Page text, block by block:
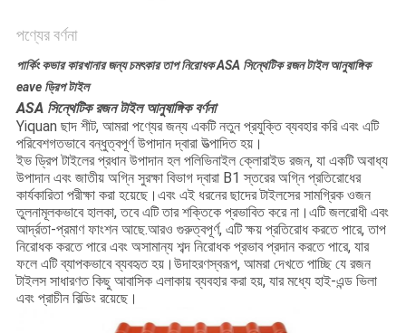
পণ্যের বর্ণনা
পার্কিং কভার কারখানার জন্য চমৎকার তাপ নিরোধক ASA সিন্থেটিক রজন টাইল আনুষাঙ্গিক
eave ড্রিপ টাইল
ASA সিন্থেটিক রজন টাইল আনুষাঙ্গিক বর্ণনা
Yiquan ছাদ শীট, আমরা পণ্যের জন্য একটি নতুন প্রযুক্তি ব্যবহার করি এবং এটি
পরিবেশগতভাবে বন্ধুত্বপূর্ণ উপাদান দ্বারা উত্পাদিত হয়।
ইভ ড্রিপ টাইলের প্রধান উপাদান হল পলিভিনাইল ক্লোরাইড রজন, যা একটি অবাধ্য
উপাদান এবং জাতীয় অগ্নি সুরক্ষা বিভাগ দ্বারা B1 স্তরের অগ্নি প্রতিরোধের
কার্যকারিতা পরীক্ষা করা হয়েছে।এবং এই ধরনের ছাদের টাইলসের সামগ্রিক ওজন
তুলনামূলকভাবে হালকা, তবে এটি তার শক্তিকে প্রভাবিত করে না।এটি জলরোধী এবং
আর্দ্রতা-প্রমাণ ফাংশন আছে.আরও গুরুত্বপূর্ণ, এটি ক্ষয় প্রতিরোধ করতে পারে, তাপ
নিরোধক করতে পারে এবং অসামান্য শব্দ নিরোধক প্রভাব প্রদান করতে পারে, যার
ফলে এটি ব্যাপকভাবে ব্যবহৃত হয়। উদাহরণস্বরূপ, আমরা দেখতে পাচ্ছি যে রজন
টাইলস সাধারণত কিছু আবাসিক এলাকায় ব্যবহার করা হয়, যার মধ্যে হাই-এন্ড ভিলা
এবং প্রাচীন বিল্ডিং রয়েছে।